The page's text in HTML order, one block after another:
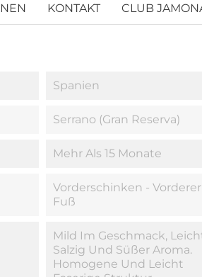
KONTAKT CLUB
Spanien
Serrano (Gran Reserva)
Mehr Als 15 Monate
Vorderschinken - Vorderer
Fuß
Mild Im Geschmack,
Salzig Und Süßer Aroma.
Homogene Und Leicht